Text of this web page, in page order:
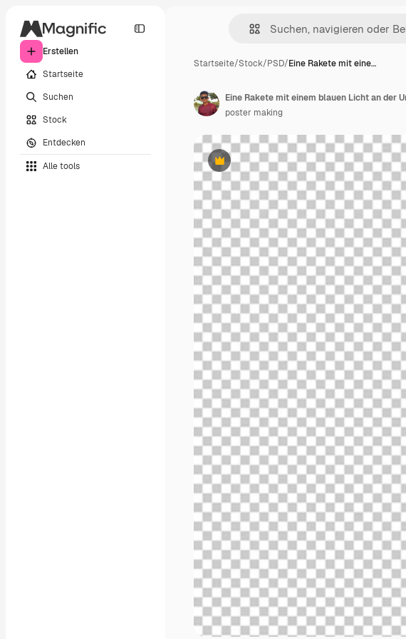
Erstellen
Startseite
Suchen
Stock
Entdecken
Alle tools
Startseite/Stock/PSD/Eine Rakete mit eine…
Premium
Eine Rakete mit einem blauen Licht an der
poster making